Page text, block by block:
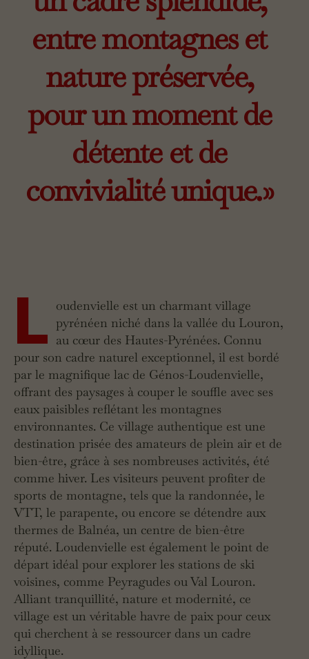
entre montagnes et
nature préservée,
pour un moment de
détente et de
convivialité unique.»
L oudenvielle est un charmant village
pyrénéen niché dans la vallée du Louron,
au cœur des Hautes-Pyrénées. Connu
pour son cadre naturel exceptionnel, il est bordé
par le magnifique lac de Génos-Loudenvielle,
offrant des paysages à couper le souffle avec ses
eaux paisibles reflétant les montagnes
environnantes. Ce village authentique est une
destination prisée des amateurs de plein air et de
bien-être, grâce à ses nombreuses activités, été
comme hiver. Les visiteurs peuvent profiter de
sports de montagne, tels que la randonnée, le
VTT, le parapente, ou encore se détendre aux
thermes de Balnéa, un centre de bien-être
réputé. Loudenvielle est également le point de
départ idéal pour explorer les stations de ski
voisines, comme Peyragudes ou Val Louron.
Alliant tranquillité, nature et modernité, ce
village est un véritable havre de paix pour ceux
qui cherchent à se ressourcer dans un cadre
idyllique.